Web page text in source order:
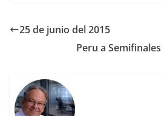
25 de junio del 2015
Peru a